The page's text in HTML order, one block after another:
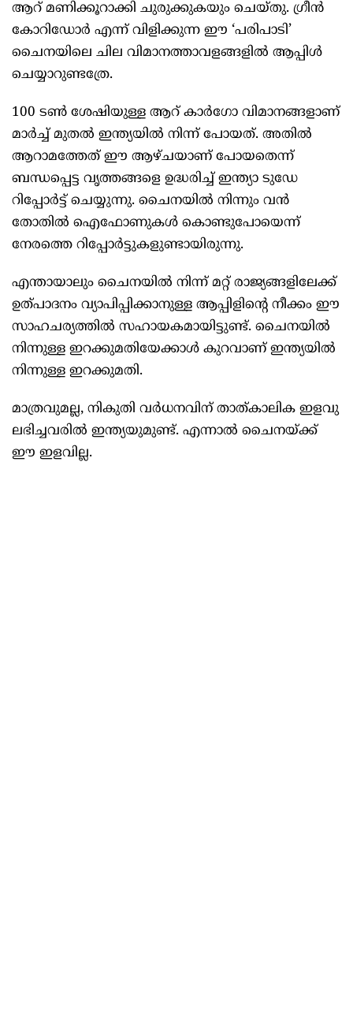
ആറ് മണിക്കൂറാക്കി ചുരുക്കുകയും ചെയ്തു. ഗ്രീൻ
കോറിഡോർ എന്ന് വിളിക്കുന്ന ഈ ‘പരിപാടി’
ചൈനയിലെ ചില വിമാനത്താവളങ്ങളില്‍ ആപ്പിള്‍
ചെയ്യാറുണ്ടത്രേ.
100 ടണ്‍ ശേഷിയുള്ള ആറ് കാർഗോ വിമാനങ്ങളാണ്
മാർച്ച്‌ മുതല്‍ ഇന്ത്യയില്‍ നിന്ന് പോയത്. അതില്‍
ആറാമത്തേത് ഈ ആഴ്ചയാണ് പോയതെന്ന്
ബന്ധപ്പെട്ട വൃത്തങ്ങളെ ഉദ്ധരിച്ച്‌ ഇന്ത്യാ ടുഡേ
റിപ്പോർട്ട് ചെയ്യുന്നു. ചൈനയില്‍ നിന്നും വൻ
തോതില്‍ ഐഫോണുകള്‍ കൊണ്ടുപോയെന്ന്
നേരത്തെ റിപ്പോർട്ടുകളുണ്ടായിരുന്നു.
എന്തായാലും ചൈനയില്‍ നിന്ന് മറ്റ് രാജ്യങ്ങളിലേക്ക്
ഉത്പാദനം വ്യാപിപ്പിക്കാനുള്ള ആപ്പിളിന്റെ നീക്കം ഈ
സാഹചര്യത്തില്‍ സഹായകമായിട്ടുണ്ട്. ചൈനയില്‍
നിന്നുള്ള ഇറക്കുമതിയേക്കാള്‍ കുറവാണ് ഇന്ത്യയില്‍
നിന്നുള്ള ഇറക്കുമതി.
മാത്രവുമല്ല, നികുതി വർധനവിന് താത്കാലിക ഇളവു
ലഭിച്ചവരില്‍ ഇന്ത്യയുമുണ്ട്. എന്നാല്‍ ചൈനയ്ക്ക്
ഈ ഇളവില്ല.